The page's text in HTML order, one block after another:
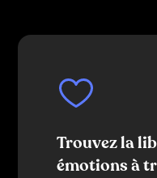
Trouvez la
émotions à